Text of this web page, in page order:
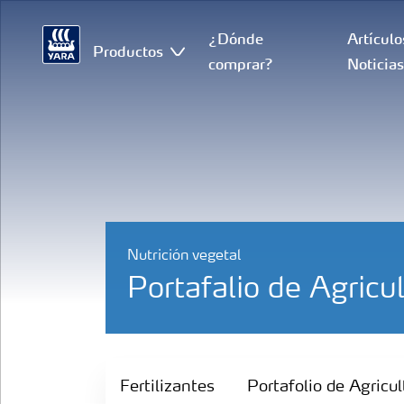
Productos
¿Dónde
comprar?
Noticias
Nutrición vegetal
Portafalio de
Fertilizantes Portafolio de